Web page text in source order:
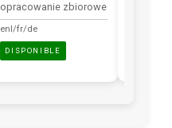
opracowanie zbiorowe
enl/fr/de
DISPONIBLE